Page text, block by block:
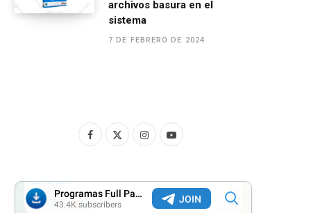
archivos basura en el
sistema
7 DE FEBRERO DE 2024
F
c
e
T
I
s
Y
u
T